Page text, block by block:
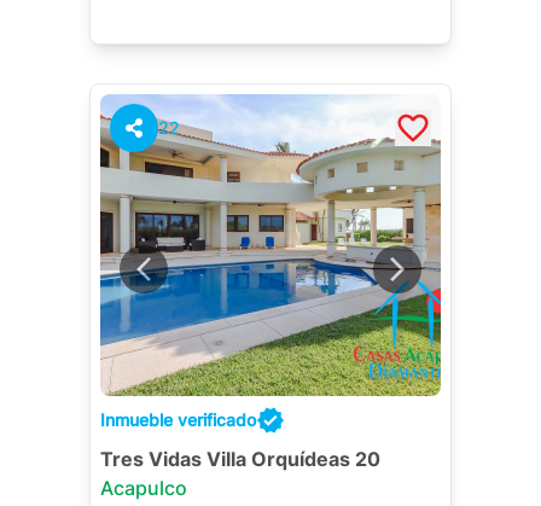
22
Inmueble verificado
Tres Vidas Villa Orquídeas 20
Acapulco